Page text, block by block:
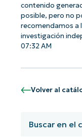
contenido
posible, pero no
recomendamos a
investigación
07:32 AM
Volver al
¡Empiece
First
and
Business